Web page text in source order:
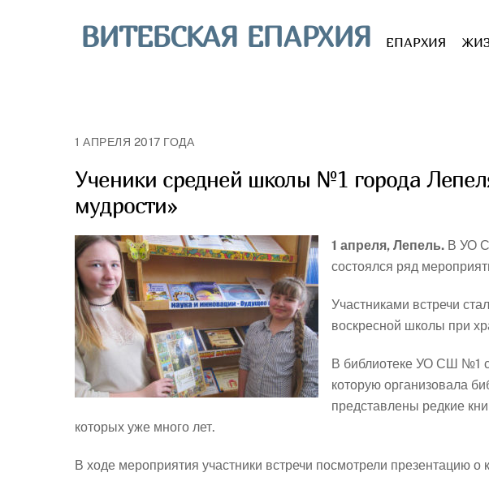
ВИТЕБСКАЯ ЕПАРХИЯ ЕПАРХИЯ
1 АПРЕЛЯ 2017 ГОДА
Ученики средней школы №1 города
мудрости»
1 апреля, Лепель. В УО
состоялся ряд
Участниками встречи
воскресной школы при
В библиотеке УО СШ №1
которую организовала
представлены редкие
которых уже много лет.
В ходе мероприятия участники встречи посмотрели презентацию